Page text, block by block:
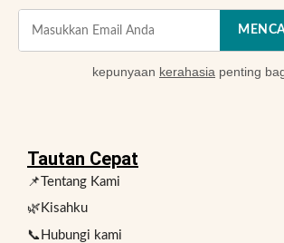
kepunyaan kerahasia penting
Tautan Cepat
📌Tentang Kami
🌿Kisahku
📞Hubungi kami